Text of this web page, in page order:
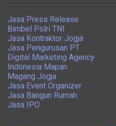
Jasa Press Release
Bimbel Polri TNI
Jasa Kontraktor Jogja
Jasa Pengurusan PT
Digital Marketing Agency
Indonesia Mapan
Magang Jogja
Jasa Event Organizer
Jasa Bangun Rumah
Jasa IPO